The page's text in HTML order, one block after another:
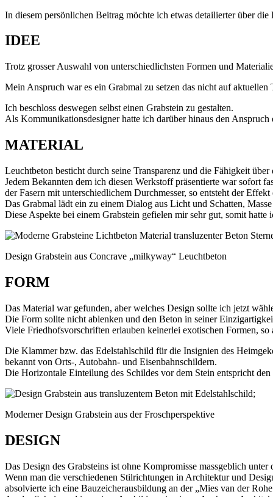
In diesem persönlichen Beitrag möchte ich etwas detailierter über
IDEE
Trotz grosser Auswahl von unterschiedlichsten Formen und
Mein Anspruch war es ein Grabmal zu setzen das nicht auf
Ich beschloss deswegen selbst einen Grabstein zu gestalten.
Als Kommunikationsdesigner hatte ich darüber hinaus den
MATERIAL
Leuchtbeton besticht durch seine Transparenz und die Fähigkeit
Jedem Bekannten dem ich diesen Werkstoff präsentierte war sofort
der Fasern mit unterschiedlichem Durchmesser, so entsteht der
Das Grabmal lädt ein zu einem Dialog aus Licht und Schatten,
Diese Aspekte bei einem Grabstein gefielen mir sehr gut, somit
Design Grabstein aus Concrave „milkyway“ Leuchtbeton
FORM
Das Material war gefunden, aber welches Design sollte ich jetzt
Die Form sollte nicht ablenken und den Beton in seiner
Viele Friedhofsvorschriften erlauben keinerlei exotischen Formen,
Die Klammer bzw. das Edelstahlschild für die Insignien des
bekannt von Orts-, Autobahn- und Eisenbahnschildern.
Die Horizontale Einteilung des Schildes vor dem Stein entspricht
;
Moderner Design Grabstein aus der Froschperspektive
DESIGN
Das Design des Grabsteins ist ohne Kompromisse massgeblich unter
Wenn man die verschiedenen Stilrichtungen in Architektur und
absolvierte ich eine Bauzeicherausbildung an der „Mies van der